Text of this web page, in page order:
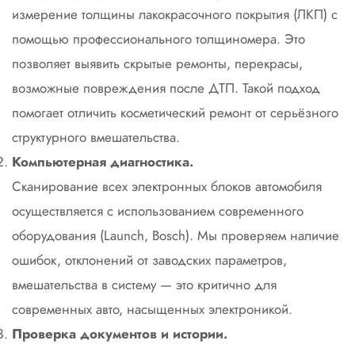
измерение толщины лакокрасочного покрытия (ЛКП) с
помощью профессионального толщиномера. Это
позволяет выявить скрытые ремонты, перекрасы,
возможные повреждения после ДТП. Такой подход
помогает отличить косметический ремонт от серьёзного
структурного вмешательства.
Компьютерная диагностика.
Сканирование всех электронных блоков автомобиля
осуществляется с использованием современного
оборудования (Launch, Bosch). Мы проверяем наличие
ошибок, отклонений от заводских параметров,
вмешательства в систему — это критично для
современных авто, насыщенных электроникой.
Проверка документов и истории.